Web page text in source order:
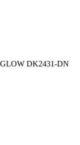
DK2431-DN